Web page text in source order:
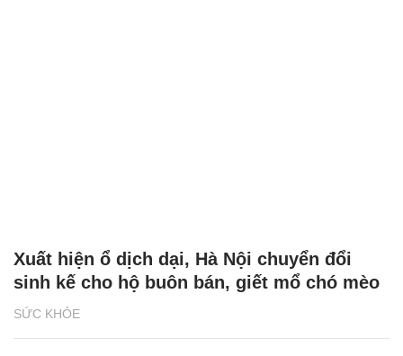
SỨC KHỎE
Xuất hiện ổ dịch dại, Hà Nội chuyển đổi
sinh kế cho hộ buôn bán, giết mổ chó mèo